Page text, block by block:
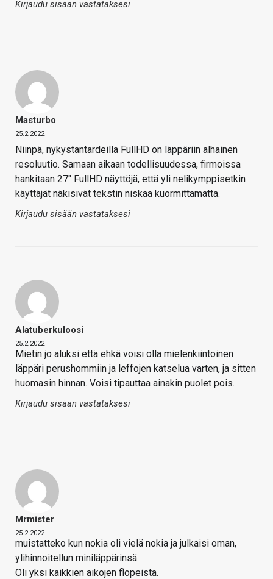
Kirjaudu sisään vastataksesi
Masturbo
25.2.2022
Niinpä, nykystantardeilla FullHD on läppäriin alhainen
resoluutio. Samaan aikaan todellisuudessa, firmoissa
hankitaan 27″ FullHD näyttöjä, että yli nelikymppisetkin
käyttäjät näkisivät tekstin niskaa kuormittamatta.
Kirjaudu sisään vastataksesi
Alatuberkuloosi
25.2.2022
Mietin jo aluksi että ehkä voisi olla mielenkiintoinen
läppäri perushommiin ja leffojen katselua varten, ja sitten
huomasin hinnan. Voisi tipauttaa ainakin puolet pois.
Kirjaudu sisään vastataksesi
Mrmister
25.2.2022
muistatteko kun nokia oli vielä nokia ja julkaisi oman,
ylihinnoitellun miniläppärinsä.
Oli yksi kaikkien aikojen flopeista.